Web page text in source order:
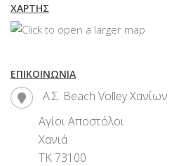
ΧΆΡΤΗΣ
ΕΠΙΚΟΙΝΩΝΊΑ
Α.Σ. Beach Volley Χανίων
Αγίοι Αποστόλοι
Χανιά
ΤΚ 73100